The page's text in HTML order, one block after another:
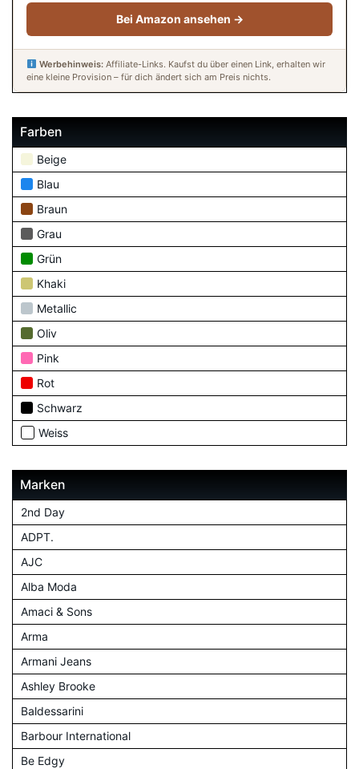
Bei Amazon ansehen →
Werbehinweis:Affiliate-Links. Kaufst du über einen Link, erhalten wir
eine kleine Provision – für dich ändert sich am Preis nichts.
Farben
Beige
Blau
Braun
Grau
Grün
Khaki
Metallic
Oliv
Pink
Rot
Schwarz
Weiss
Marken
2nd Day
ADPT.
AJC
Alba Moda
Amaci & Sons
Arma
Armani Jeans
Ashley Brooke
Baldessarini
Barbour International
Be Edgy